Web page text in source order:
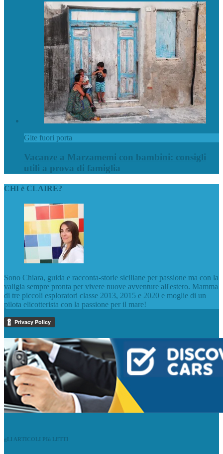
Gite fuori porta
Vacanze a Marzamemi con bambini: consigli
utili a prova di famiglia
CHI è CLAIRE?
Sono Chiara, guida e racconta-storie siciliane per passione ma con la
valigia sempre pronta per vivere nuove avventure all'estero. Mamma
di tre piccoli esploratori classe 2013, 2015 e 2020 e moglie di un
pilota elicotterista con la passione per il mare!
gLI ARTICOLI PIù LETTI